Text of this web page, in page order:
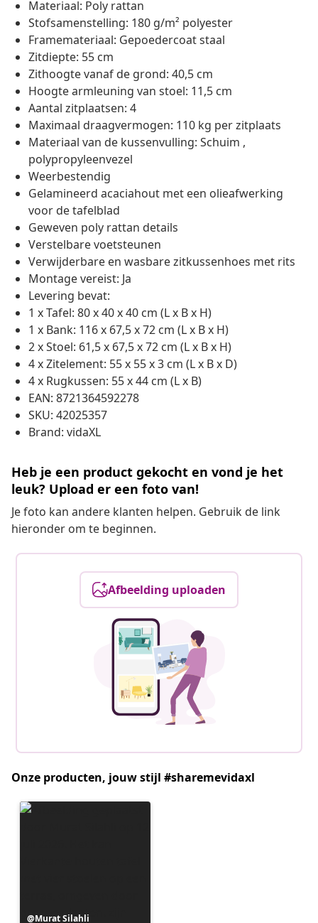
Materiaal: Poly rattan
Stofsamenstelling: 180 g/m² polyester
Framemateriaal: Gepoedercoat staal
Zitdiepte: 55 cm
Zithoogte vanaf de grond: 40,5 cm
Hoogte armleuning van stoel: 11,5 cm
Aantal zitplaatsen: 4
Maximaal draagvermogen: 110 kg per zitplaats
Materiaal van de kussenvulling: Schuim ,
polypropyleenvezel
Weerbestendig
Gelamineerd acaciahout met een olieafwerking
voor de tafelblad
Geweven poly rattan details
Verstelbare voetsteunen
Verwijderbare en wasbare zitkussenhoes met rits
Montage vereist: Ja
Levering bevat:
1 x Tafel: 80 x 40 x 40 cm (L x B x H)
1 x Bank: 116 x 67,5 x 72 cm (L x B x H)
2 x Stoel: 61,5 x 67,5 x 72 cm (L x B x H)
4 x Zitelement: 55 x 55 x 3 cm (L x B x D)
4 x Rugkussen: 55 x 44 cm (L x B)
EAN: 8721364592278
SKU: 42025357
Brand: vidaXL
Heb je een product gekocht en vond je het
leuk? Upload er een foto van!
Je foto kan andere klanten helpen. Gebruik de link
hieronder om te beginnen.
Afbeelding uploaden
Onze producten, jouw stijl #sharemevidaxl
Bericht
Murat Silahli